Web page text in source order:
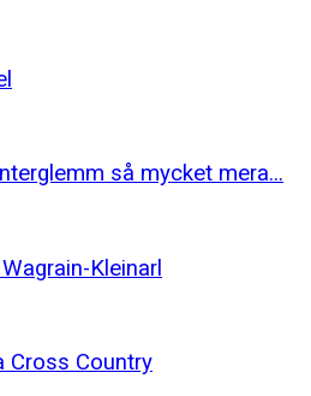
så mycket mera...
Kleinarl
Cross Country